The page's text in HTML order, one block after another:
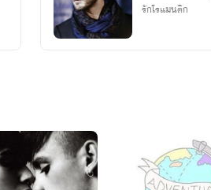
รักโรแมนติก